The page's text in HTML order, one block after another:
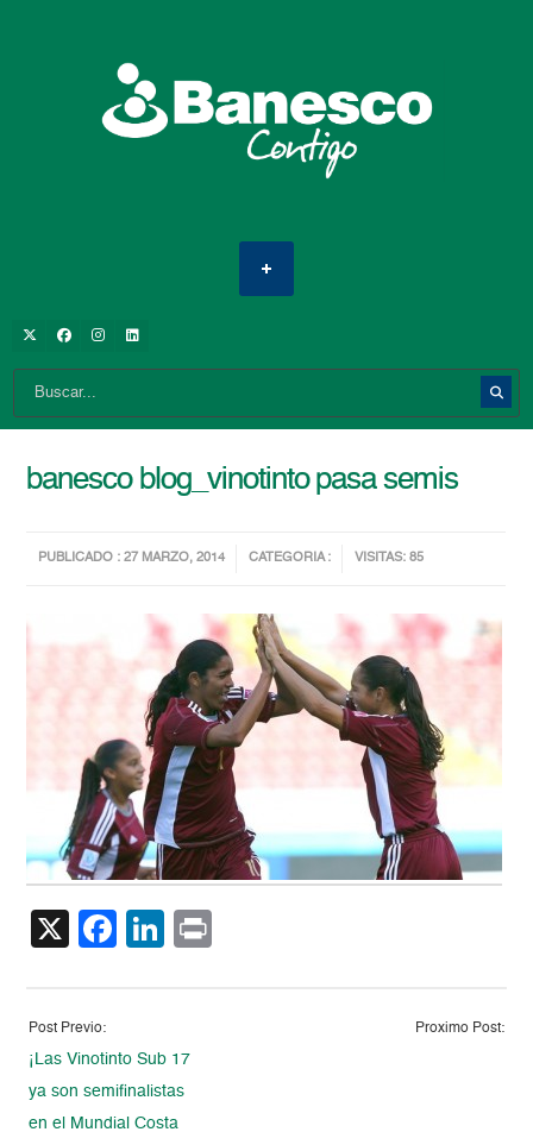
banesco blog_vinotinto pasa semis
PUBLICADO : 27 MARZO, 2014 CATEGORIA : VISITAS: 85
X Facebook
LinkedIn
Post Previo:
¡Las Vinotinto Sub 17
ya son semifinalistas
en el Mundial Costa
Proximo Post: